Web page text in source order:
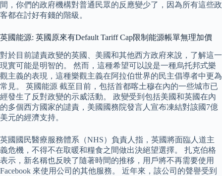
間，你們的政府機構對普通民眾的反應變少了，因為所有這些政
客都在討好有錢的階級。
英國能源: 英國原來有Default Tariff Cap限制能源帳單無理加價
對於目前譴責政變的英國、美國和其他西方政府來說，了解這一
現實可能是明智的。 然而，這種希望可以說是一種烏托邦式樂
觀主義的表現，這種樂觀主義在阿拉伯世界的民主倡導者中更為
常見。 英國能源 截至目前，包括首都喀土穆在內的一些城市已
經發生了反對政變的示威活動。 政變受到包括美國和英國在內
的多個西方國家的譴責，美國國務院發言人宣布凍結對該國7億
美元的經濟支持。
英國國民醫療服務體系（NHS）負責人指，英國將面臨人道主
義危機，不得不在取暖和糧食之間做出決絕望選擇。 扎克伯格
表示，新名稱也反映了隨著時間的推移，用戶將不再需要使用
Facebook 來使用公司的其他服務。 近年來，該公司的聲譽受到